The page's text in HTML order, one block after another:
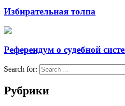
Избирательная толпа
Референдум о судебной
Search for:
Рубрики